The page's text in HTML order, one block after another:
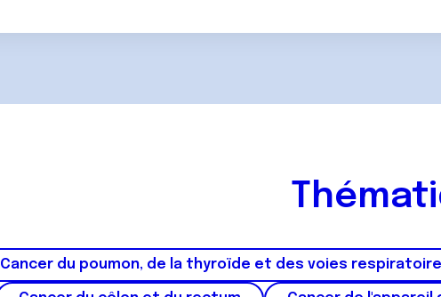
Cancer du poumon, de la thyroïde et des voies